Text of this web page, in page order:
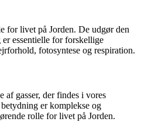
for livet på Jorden. De udgør den
essentielle for forskellige
fotosyntese og respiration.
af gasser, der findes i vores
er komplekse og
rolle for livet på Jorden.